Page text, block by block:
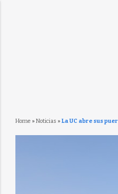
Home » Noticias » La UC abre sus